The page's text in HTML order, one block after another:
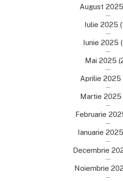
August 2025
Iulie 2025
Iunie 2025
Mai 2025
Aprilie 2025
Martie 2025
Februarie
Ianuarie 2025
Decembrie
Noiembrie